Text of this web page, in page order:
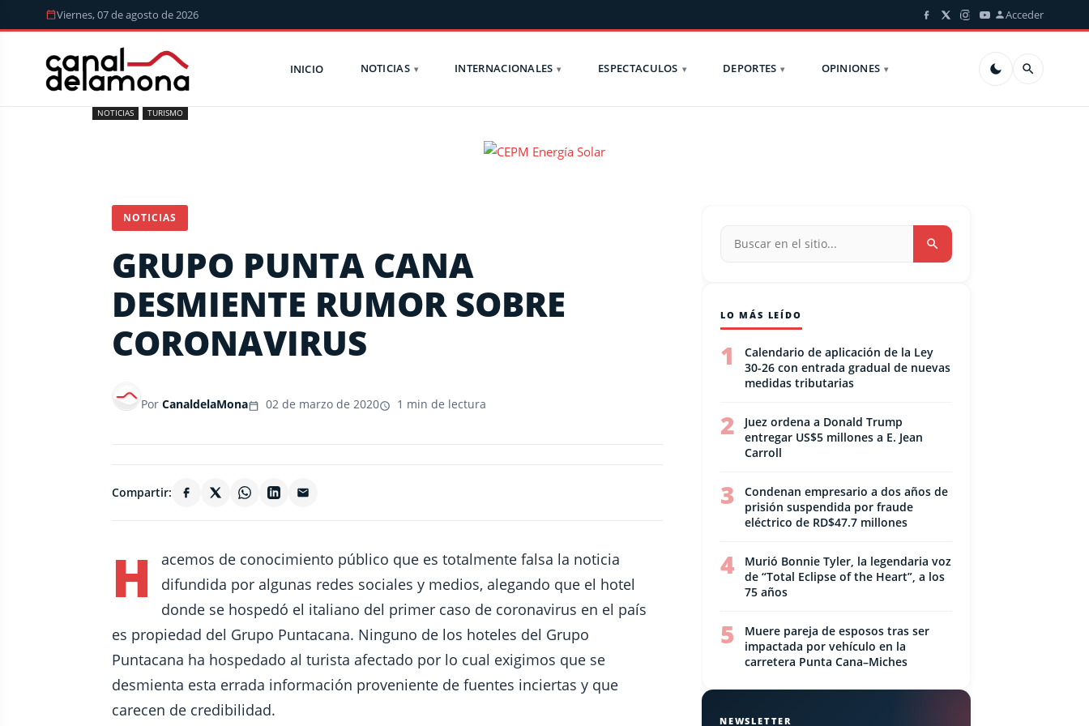
Viernes, 07 de agosto de 2026 Acceder
INICIO NOTICIAS INTERNACIONALES ESPECTACULOS DEPORTES OPINIONES
NOTICIAS TURISMO
NOTICIAS
GRUPO PUNTA CANA
DESMIENTE RUMOR SOBRE
CORONAVIRUS
Por CanaldelaMona 02 de marzo de 2020 1 min de lectura
Compartir:
H
acemos de conocimiento público que es totalmente falsa la noticia
difundida por algunas redes sociales y medios, alegando que el hotel
donde se hospedó el italiano del primer caso de coronavirus en el país
es propiedad del Grupo Puntacana. Ninguno de los hoteles del Grupo
Puntacana ha hospedado al turista afectado por lo cual exigimos que se
desmienta esta errada información proveniente de fuentes inciertas y que
carecen de credibilidad.
LO MÁS LEÍDO
1
Calendario de aplicación de la Ley
30-26 con entrada gradual de nuevas
medidas tributarias
2
Juez ordena a Donald Trump
entregar US$5 millones a E. Jean
Carroll
3
Condenan empresario a dos años de
prisión suspendida por fraude
eléctrico de RD$47.7 millones
4
Murió Bonnie Tyler, la legendaria voz
de “Total Eclipse of the Heart”, a los
75 años
5
Muere pareja de esposos tras ser
impactada por vehículo en la
carretera Punta Cana–Miches
NEWSLETTER